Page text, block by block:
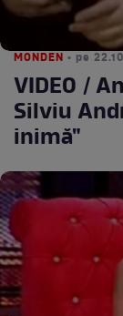
MONDEN • pe
VIDEO /
Silviu
inimă"